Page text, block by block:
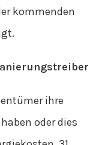
kommenden
ihre
oder dies